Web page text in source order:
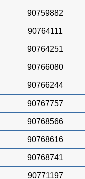
90759882
90764111
90764251
90766080
90766244
90767757
90768566
90768616
90768741
90771197